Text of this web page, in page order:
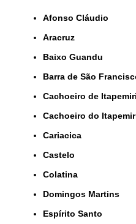
Afonso Cláudio
Aracruz
Baixo Guandu
Barra de São
Cachoeiro de
Cachoeiro do
Cariacica
Castelo
Colatina
Domingos Martins
Espírito Santo